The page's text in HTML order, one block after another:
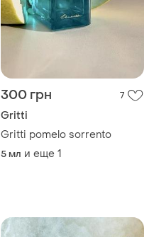
300 грн 7
Gritti
Gritti pomelo sorrento
5 мл и еще 1